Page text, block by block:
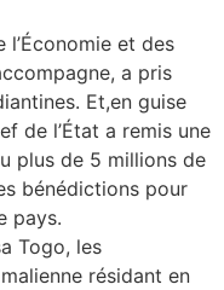
l’Économie et des
a pris
Et,en guise
de l’État a remis une
plus de 5 millions de
bénédictions pour
pays.
Togo, les
résidant en